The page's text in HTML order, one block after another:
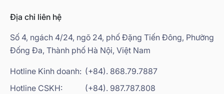
Địa chỉ liên hệ
Số 4, ngách 4/24, ngõ 24, phố Đặng Tiến Đông, Phường
Đống Đa, Thành phố Hà Nội, Việt Nam
Hotline Kinh doanh: (+84). 868.79.7887
Hotline CSKH:
(+84). 987.787.808